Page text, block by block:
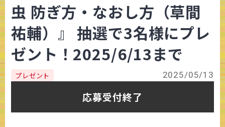
虫 防ぎ方・なおし方（草間
祐輔）』 抽選で3名様にプレ
ゼント！2025/6/13まで
プレゼント 2025/05/13
応募受付終了